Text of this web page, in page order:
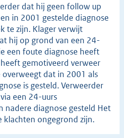
dat hij geen follow up
in 2001 gestelde diagnose
te zijn. Klager verwijt
hij op grond van een 24-
een foute diagnose heeft
gemotiveerd verweer
overweegt dat in 2001 als
is gesteld. Verweerder
een 24-uurs
nadere diagnose gesteld Het
klachten ongegrond zijn.